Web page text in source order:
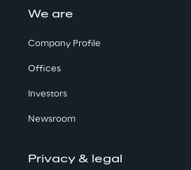
We are
Company Profile
Offices
Investors
Newsroom
Privacy & legal